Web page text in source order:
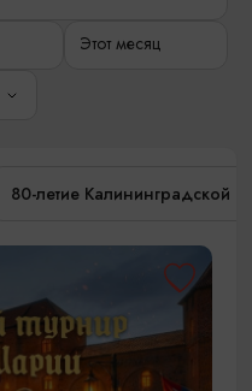
Этот месяц
80-летие Калининградской